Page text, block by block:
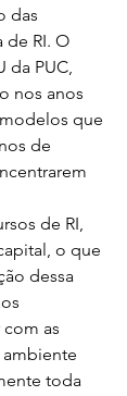
das
de RI. O
da PUC,
nos anos
que
de
de RI,
o que
dessa
com as
toda